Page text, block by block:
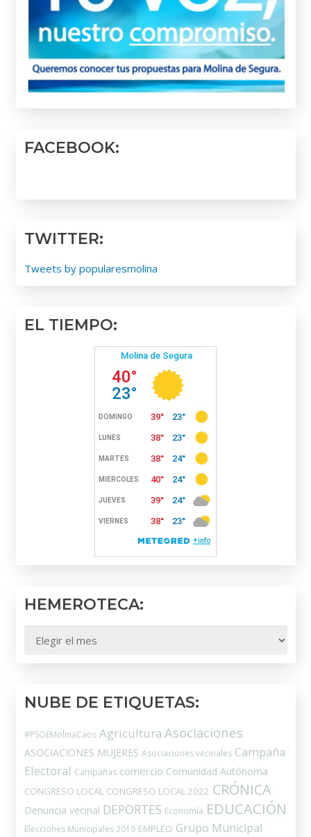
FACEBOOK:
TWITTER:
Tweets by popularesmolina
EL TIEMPO:
HEMEROTECA:
HEMEROTECA:
NUBE DE ETIQUETAS:
#PSOEMolinaCaos Agricultura Asociaciones
ASOCIACIONES MUJERES Asociaciones vecinales Campaña
Electoral Campañas comercio Comunidad Autónoma
CONGRESO LOCAL CONGRESO LOCAL 2022 CRÓNICA
Denuncia vecinal DEPORTES Economía EDUCACIÓN
Elecciones Municipales 2019 EMPLEO Grupo Municipal